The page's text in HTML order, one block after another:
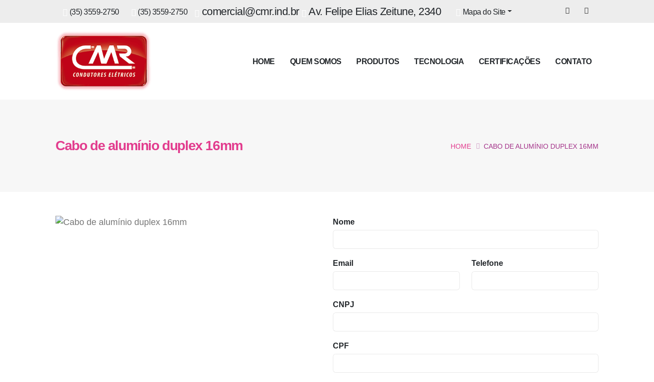
(35) 3559-2750 (35) 3559-2750 comercial@cmr.ind.br Av. Felipe Elias Zeitune, 2340 Mapa do Site
HOME QUEM SOMOS PRODUTOS TECNOLOGIA CERTIFICAÇÕES CONTATO
Cabo de alumínio duplex 16mm HOME CABO DE ALUMÍNIO DUPLEX 16MM
Nome
Email Telefone
CNPJ
CPF